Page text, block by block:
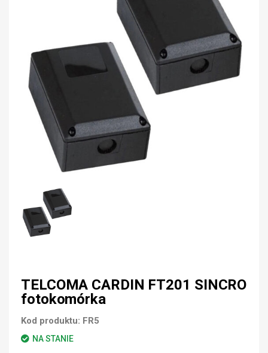
TELCOMA CARDIN FT201 SINCRO
fotokomórka
Kod produktu: FR5
NA STANIE